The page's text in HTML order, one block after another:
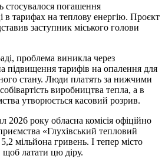
стосувалося погашення
в тарифах на теплову енергію. Проєкт
заступник міського голови
проблема виникла через
підвищення тарифів на опалення для
стану. Люди платять за нижчими
виробництва тепла, а в
утворюється касовий розрив.
року обласна комісія офіційно
«Глухівський тепловий
мільйона гривень. І тепер місто
латати цю діру.